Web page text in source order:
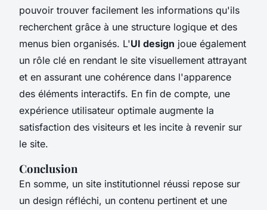
pouvoir trouver facilement les informations qu'ils
recherchent grâce à une structure logique et des
menus bien organisés. L'UI design joue également
un rôle clé en rendant le site visuellement attrayant
et en assurant une cohérence dans l'apparence
des éléments interactifs. En fin de compte, une
expérience utilisateur optimale augmente la
satisfaction des visiteurs et les incite à revenir sur
le site.
Conclusion
En somme, un site institutionnel réussi repose sur
un design réfléchi, un contenu pertinent et une